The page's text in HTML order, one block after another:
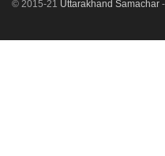
© 2015-21 Uttarakhand Samachar